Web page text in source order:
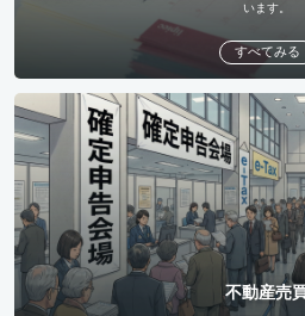
います。
すべてみる
不動産売